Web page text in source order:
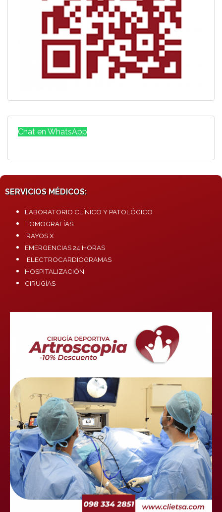
Chat en WhatsApp
SERVICIOS MÉDICOS:
LABORATORIO CLÍNICO Y PATOLÓGICO
TOMOGRAFÍAS
RAYOS X
EMERGENCIAS 24 HORAS
ELECTROCARDIOGRAMAS
HOSPITALIZACIÓN
CIRUGÍAS